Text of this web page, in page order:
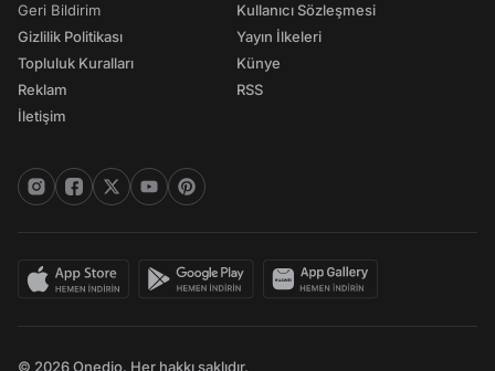
Geri Bildirim
Gizlilik Politikası
Topluluk Kuralları
Reklam
İletişim
Kullanıcı Sözleşmesi
Yayın İlkeleri
Künye
RSS
© 2026 Onedio. Her hakkı saklıdır.